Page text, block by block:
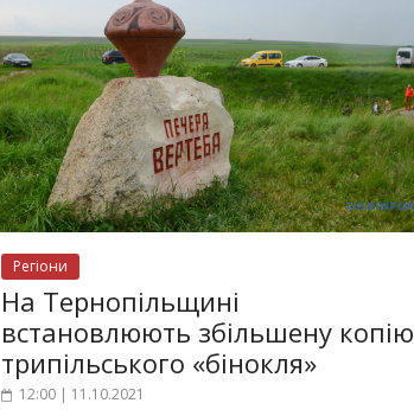
Регіони
На Тернопільщині
встановлюють збільшену копію
трипільського «бінокля»
12:00 | 11.10.2021